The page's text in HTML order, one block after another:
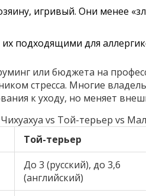
игривый. Они менее
их подходящими для
или бюджета на
стресса. Многие
к уходу, но меняет
vs Той-терьер vs
Той-терьер
До 3 (русский), до 3,6
(английский)